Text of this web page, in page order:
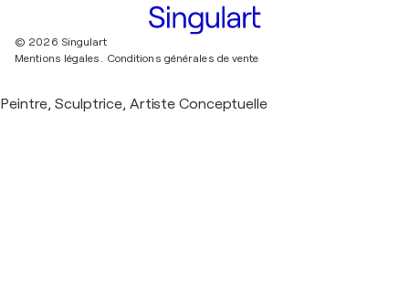
© 2026 Singulart
Mentions légales. Conditions générales de vente
Peintre, Sculptrice, Artiste Conceptuelle